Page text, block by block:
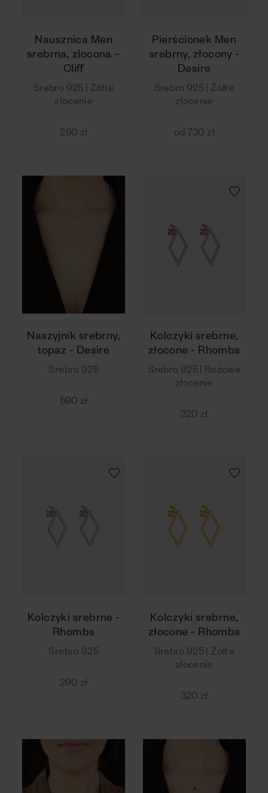
Nausznica Men
srebrna, zlocona –
Cliff
Srebro 925 | Żółte
złocenie
280 zł
Pierścionek Men
srebrny, złocony -
Desire
Srebro 925 | Żółte
złocenie
od 730 zł
Naszyjnik srebrny,
topaz - Desire
Srebro 925
590 zł
Kolczyki srebrne,
złocone - Rhombs
Srebro 925 | Różowe
złocenie
320 zł
Kolczyki srebrne -
Rhombs
Srebro 925
290 zł
Kolczyki srebrne,
złocone - Rhombs
Srebro 925 | Żółte
złocenie
320 zł